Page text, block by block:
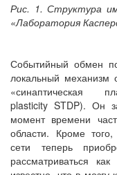
Рис. 1. Структура
«Лаборатория
Событийный обмен
локальный механизм
«синаптическая
plasticity STDP). Он
момент времени
области. Кроме
сети теперь
рассматриваться